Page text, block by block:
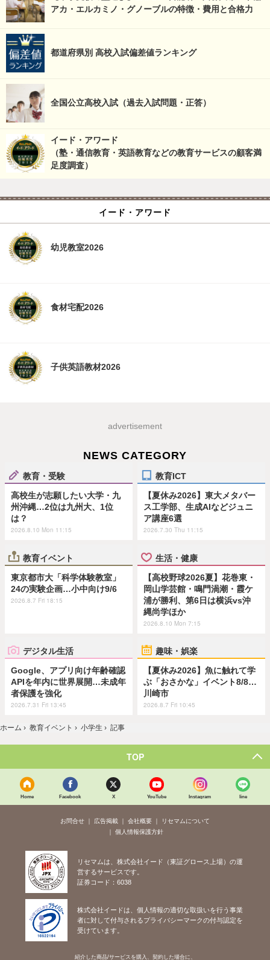
アカ・エルカミノ・グノーブルの特徴・費用と合格力
都道府県別 高校入試偏差値ランキング
全国公立高校入試（過去入試問題・正答）
イード・アワード
（塾・通信教育・英語教育などの教育サービスの顧客満
足度調査）
イード・アワード
幼児教室2026
食材宅配2026
子供英語教材2026
advertisement
NEWS CATEGORY
教育・受験
高校生が志願したい大学・九
州沖縄…2位は九州大、1位
は？
2026.8.10 Mon 11:15
教育ICT
【夏休み2026】東大メタバー
ス工学部、生成AIなどジュニ
ア講座6選
2026.7.30 Thu 11:15
教育イベント
東京都市大「科学体験教室」
24の実験企画…小中向け9/6
2026.8.7 Fri 18:15
生活・健康
【高校野球2026夏】花巻東・
岡山学芸館・鳴門渦潮・霞ケ
浦が勝利、第6日は横浜vs沖
縄尚学ほか
2026.8.10 Mon 7:15
デジタル生活
Google、アプリ向け年齢確認
APIを年内に世界展開…未成年
者保護を強化
2026.7.31 Fri 13:45
趣味・娯楽
【夏休み2026】魚に触れて学
ぶ「おさかな」イベント8/8…
川崎市
2026.8.7 Fri 10:45
ホーム › 教育イベント › 小学生 › 記事
TOP
Home Facebook X YouTube Instagram line
お問合せ 広告掲載 会社概要
リセマムについて
個人情報保護方針
リセマムは、株式会社イード（東証グロース上場）の運
営するサービスです。
証券コード：6038
株式会社イードは、個人情報の適切な取扱いを行う事業
者に対して付与されるプライバシーマークの付与認定を
受けています。
紹介した商品/サービスを購入、契約した場合に、